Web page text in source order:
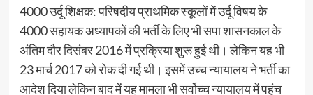
4000 उर्दू शिक्षक: परिषदीय प्राथमिक स्कूलों में उर्दू विषय के
4000 सहायक अध्यापकों की भर्ती के लिए भी सपा शासनकाल के
अंतिम दौर दिसंबर 2016 में प्रक्रिया शुरू हुई थी। लेकिन यह भी
23 मार्च 2017 को रोक दी गई थी। इसमें उच्च न्यायालय ने भर्ती का
आदेश दिया लेकिन बाद में यह मामला भी सर्वोच्च न्यायालय में पहुंच